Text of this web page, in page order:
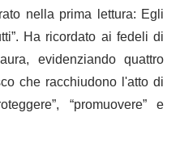
nella prima lettura: Egli
Ha ricordato ai fedeli di
evidenziando quattro
che racchiudono l'atto di
“promuovere” e